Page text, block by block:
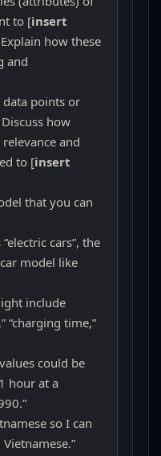
to [insert
how these
and
data points or
how
and
to [insert
that you can
cars”, the
model like
include
“charging time,”
could be
hour at a
so I can